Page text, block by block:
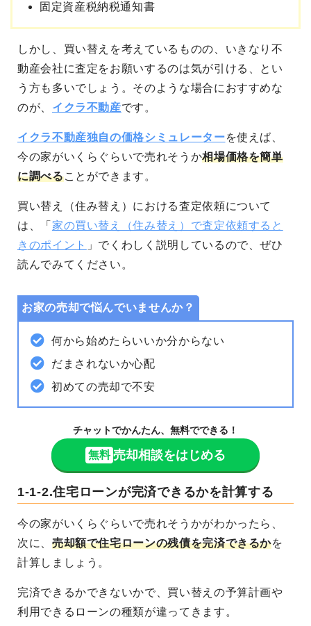
固定資産税納税通知書
しかし、買い替えを考えているものの、いきなり不
動産会社に査定をお願いするのは気が引ける、とい
う方も多いでしょう。そのような場合におすすめな
のが、 イクラ不動産です。
イクラ不動産独自の価格シミュレーターを使えば、
今の家がいくらぐらいで売れそうか相場価格を簡単
に調べることができます。
買い替え（住み替え）における査定依頼について
は、「 家の買い替え（住み替え）で査定依頼すると
きのポイント 」でくわしく説明しているので、ぜひ
読んでみてください。
お家の売却で悩んでいませんか？
何から始めたらいいか分からない
だまされないか心配
初めての売却で不安
チャットでかんたん、無料でできる！
無料 売却相談をはじめる
1-1-2.住宅ローンが完済できるかを計算する
今の家がいくらぐらいで売れそうかがわかったら、
次に、 売却額で住宅ローンの残債を完済できるかを
計算しましょう。
完済できるかできないかで、買い替えの予算計画や
利用できるローンの種類が違ってきます。